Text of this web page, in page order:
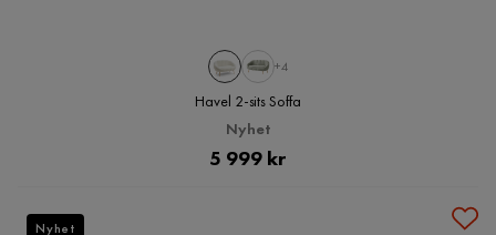
+4
Havel 2-sits Soffa
Nyhet
Pris
5 999 kr
Nyhet